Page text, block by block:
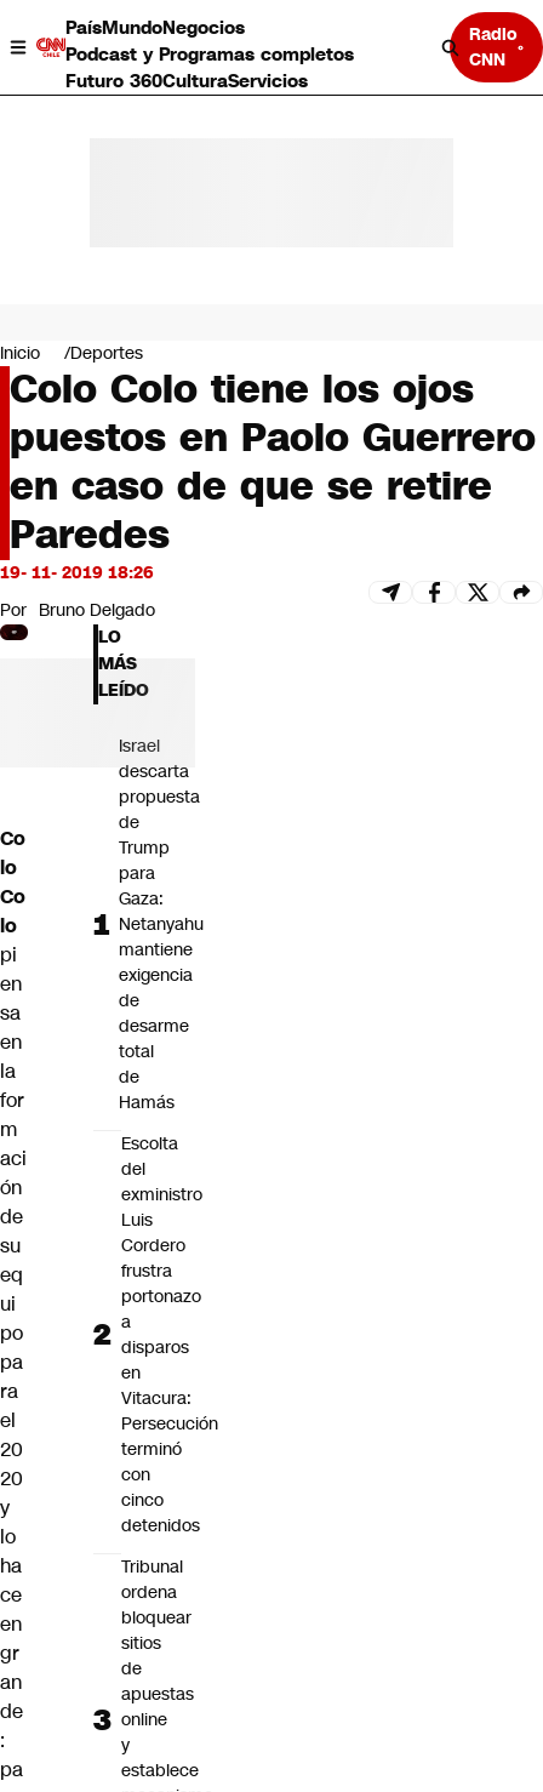
PaísMundoNegocios
Podcast y Programas completos
Futuro 360CulturaServicios
Radio
CNN
Negocios
Deportes
Programas completos
Cultura
Servicios
Bits
CNN tiempo
Futuro 360
Inicio Deportes
Colo Colo tiene los ojos
puestos en Paolo Guerrero
en caso de que se retire
Paredes
19- 11- 2019 18:26
Por Bruno Delgado
Co
lo
Co
lo
pi
en
sa
en
la
for
m
aci
ón
de
su
eq
ui
po
pa
ra
el
20
20
y
lo
ha
ce
en
gr
an
de
:
pa
LO
MÁS
LEÍDO
Israel
descarta
propuesta
de
Trump
para
Gaza:
Netanyahu
mantiene
exigencia
de
desarme
total
de
Hamás
Escolta
del
exministro
Luis
Cordero
frustra
portonazo
a
disparos
en
Vitacura:
Persecución
terminó
con
cinco
detenidos
Tribunal
ordena
bloquear
sitios
de
apuestas
online
y
establece